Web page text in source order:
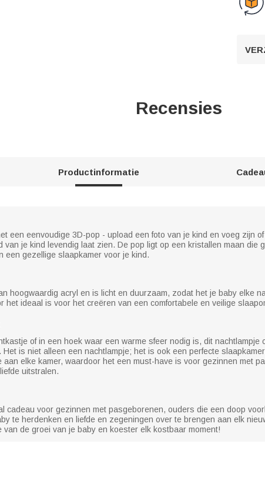
Recensies
Productinformatie
een eenvoudige 3D-pop - upload een foto van je kind en voeg zijn
van je kind levendig laat zien. De pop ligt op een kristallen maan die
een gezellige slaapkamer voor je kind.
hoogwaardig acryl en is licht en duurzaam, zodat het je baby elke
het ideaal is voor het creëren van een comfortabele en veilige
of in een hoek waar een warme sfeer nodig is, dit
is niet alleen een nachtlampje; het is ook een perfecte
aan elke kamer, waardoor het een must-have is voor gezinnen met
uitstralen.
cadeau voor gezinnen met pasgeborenen, ouders die een doop
te herdenken en liefde en zegeningen over te brengen aan elk
van de groei van je baby en koester elk kostbaar moment!